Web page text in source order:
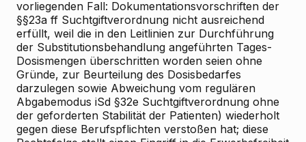
vorliegenden Fall: Dokumentationsvorschriften der
§§23a ff Suchtgiftverordnung nicht ausreichend
erfüllt, weil die in den Leitlinien zur Durchführung
der Substitutionsbehandlung angeführten Tages-
Dosismengen überschritten worden seien ohne
Gründe, zur Beurteilung des Dosisbedarfes
darzulegen sowie Abweichung vom regulären
Abgabemodus iSd §32e Suchtgiftverordnung ohne
der geforderten Stabilität der Patienten) wiederholt
gegen diese Berufspflichten verstoßen hat; diese